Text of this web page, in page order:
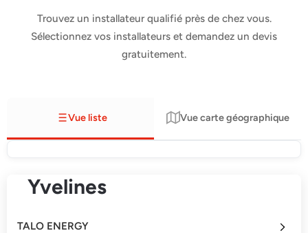
Trouvez un installateur qualifié près de chez vous.
Sélectionnez vos installateurs et demandez un devis
gratuitement.
Vue liste Vue carte géographique
Yvelines
TALO ENERGY